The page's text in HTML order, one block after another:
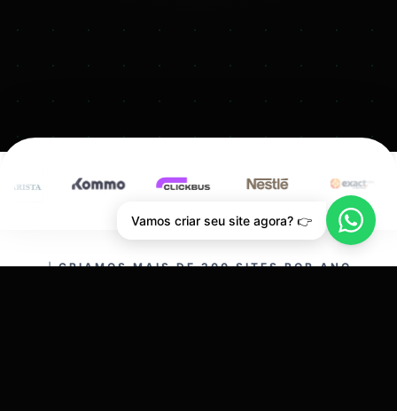
CRIAMOS MAIS DE 200 SITES POR ANO.
Vamos criar seu site agora? 👉